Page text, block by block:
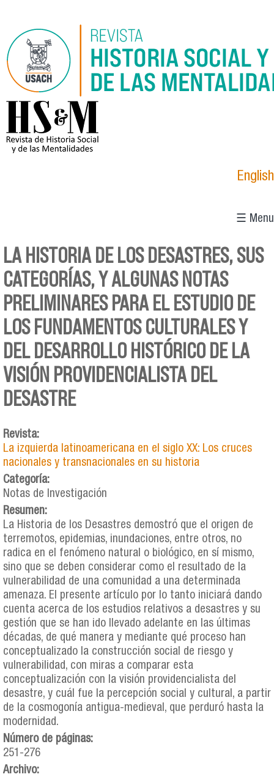
logo_hsm_2021.png
English
☰ Menu
Se encuentra usted aquí
LA HISTORIA DE LOS DESASTRES, SUS
CATEGORÍAS, Y ALGUNAS NOTAS
PRELIMINARES PARA EL ESTUDIO DE
LOS FUNDAMENTOS CULTURALES Y
DEL DESARROLLO HISTÓRICO DE LA
VISIÓN PROVIDENCIALISTA DEL
DESASTRE
Revista:
La izquierda latinoamericana en el siglo XX: Los cruces
nacionales y transnacionales en su historia
Categoría:
Notas de Investigación
Resumen:
La Historia de los Desastres demostró que el origen de
terremotos, epidemias, inundaciones, entre otros, no
radica en el fenómeno natural o biológico, en sí mismo,
sino que se deben considerar como el resultado de la
vulnerabilidad de una comunidad a una determinada
amenaza. El presente artículo por lo tanto iniciará dando
cuenta acerca de los estudios relativos a desastres y su
gestión que se han ido llevado adelante en las últimas
décadas, de qué manera y mediante qué proceso han
conceptualizado la construcción social de riesgo y
vulnerabilidad, con miras a comparar esta
conceptualización con la visión providencialista del
desastre, y cuál fue la percepción social y cultural, a partir
de la cosmogonía antigua-medieval, que perduró hasta la
modernidad.
Número de páginas:
251-276
Archivo: